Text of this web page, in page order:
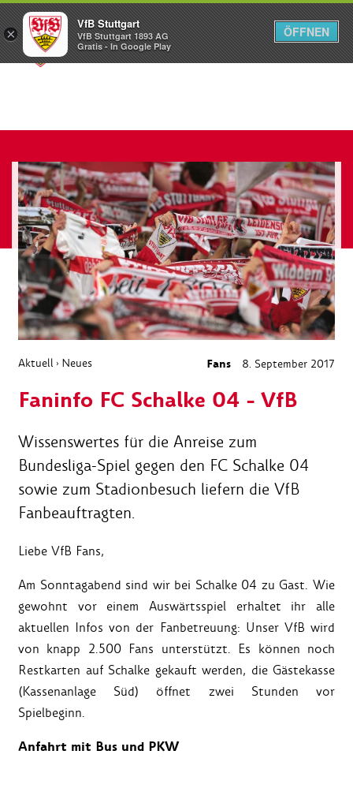
Menü
Aktuell › Neues Fans 8. September 2017
Faninfo FC Schalke 04 - VfB
Wissenswertes für die Anreise zum
Bundesliga-Spiel gegen den FC Schalke 04
sowie zum Stadionbesuch liefern die VfB
Fanbeauftragten.
Liebe VfB Fans,
Am Sonntagabend sind wir bei Schalke 04 zu Gast. Wie
gewohnt vor einem Auswärtsspiel erhaltet ihr alle
aktuellen Infos von der Fanbetreuung: Unser VfB wird
von knapp 2.500 Fans unterstützt. Es können noch
Restkarten auf Schalke gekauft werden, die Gästekasse
(Kassenanlage Süd) öffnet zwei Stunden vor
Spielbeginn.
Anfahrt mit Bus und PKW
×
VfB Stuttgart
VfB Stuttgart 1893 AG
Gratis - In Google Play
ÖFFNEN